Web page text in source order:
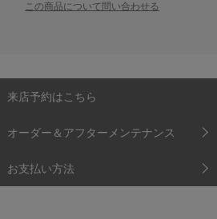
この商品について問い合わせる
来店予約はこちら
オーダー＆アフターメンテナンス
お支払い方法